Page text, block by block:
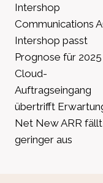
Intershop
Communications
Intershop passt
Prognose für 2025
Cloud-
Auftragseingang
übertrifft
Net New ARR fällt
geringer aus